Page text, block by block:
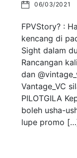
06/03/2021
FPVStory? :
kencang di
Sight dalam
Rancangan
dan
Vantage_VC
PILOTGILA
boleh usha-
lupe promo